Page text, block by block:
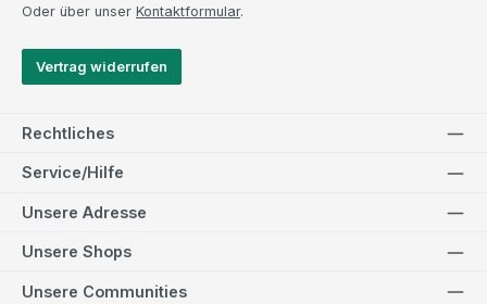
Oder über unser Kontaktformular.
Vertrag widerrufen
Rechtliches
Service/Hilfe
Unsere Adresse
Unsere Communities
Unsere Shops